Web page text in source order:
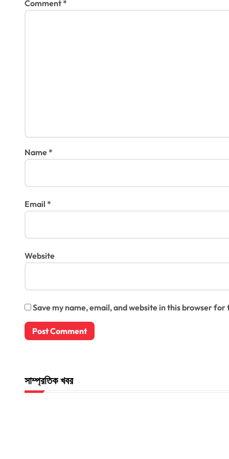
Comment*
Name*
Email *
Website
Save my name, email, and website in this browser
সাম্প্রতিক খবর